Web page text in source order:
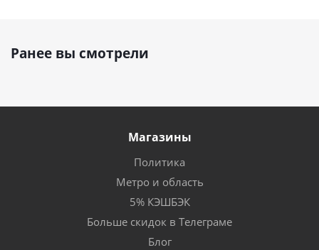
Ранее вы смотрели
Магазины
Политика
Метро и область
5% КЭШБЭК
Больше скидок в Телеграме
Блог